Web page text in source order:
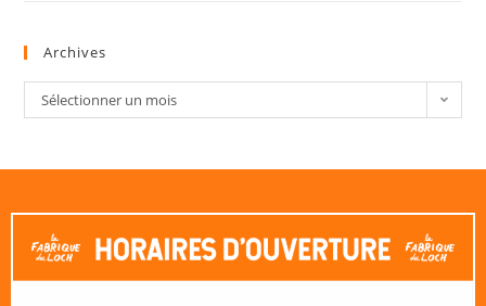
Archives
Sélectionner un mois